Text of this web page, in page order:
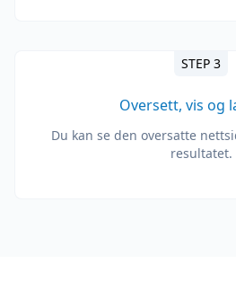
STEP 3
Oversett, vis og
Du kan se den oversatte
resultatet.